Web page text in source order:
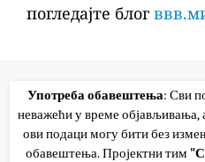
погледајте блог
Употреба обавештења: Сви
неважећи у време објављивања,
ови подаци могу бити без
обавештења. Пројектни тим